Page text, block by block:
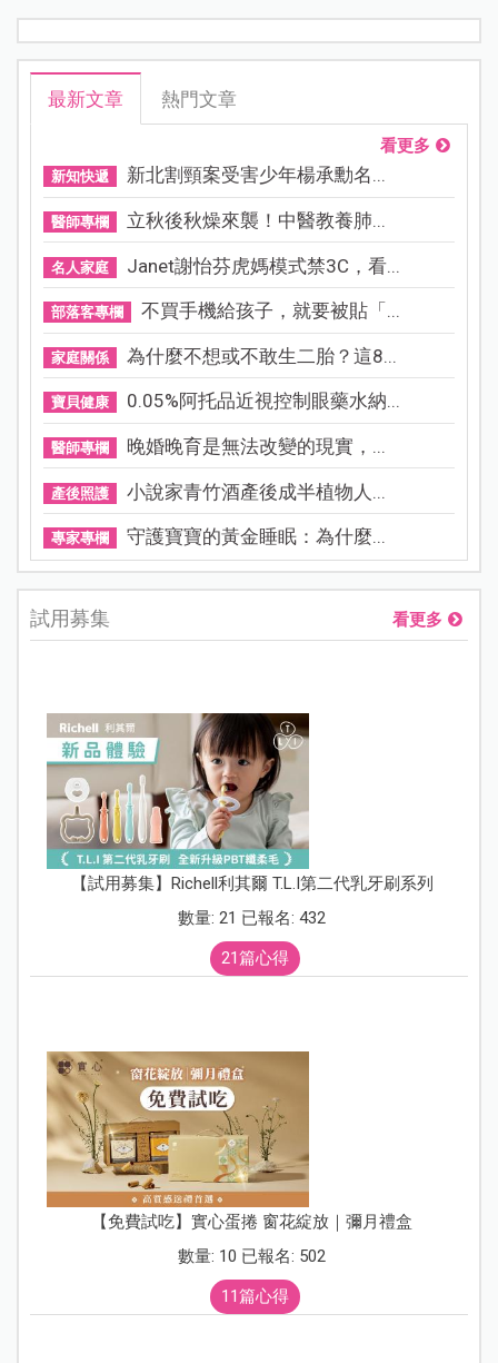
最新文章 熱門文章
看更多
新知快遞 新北割頸案受害少年楊承勳名...
醫師專欄 立秋後秋燥來襲！中醫教養肺...
名人家庭 Janet謝怡芬虎媽模式禁3C，看...
部落客專欄 不買手機給孩子，就要被貼「...
家庭關係 為什麼不想或不敢生二胎？這8...
寶貝健康 0.05%阿托品近視控制眼藥水納...
醫師專欄 晚婚晚育是無法改變的現實，...
產後照護 小說家青竹酒產後成半植物人...
專家專欄 守護寶寶的黃金睡眠：為什麼...
試用募集 看更多
【試用募集】Richell利其爾 T.L.I第二代乳牙刷系列
數量: 21 已報名: 432
21篇心得
【免費試吃】實心蛋捲 窗花綻放｜彌月禮盒
數量: 10 已報名: 502
11篇心得